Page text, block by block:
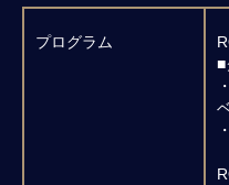
プログラム
■